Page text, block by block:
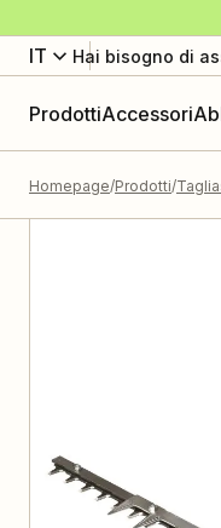
IT Hai bisogno di
ProdottiAccessori
Homepage Prodotti